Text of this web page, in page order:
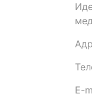
E-